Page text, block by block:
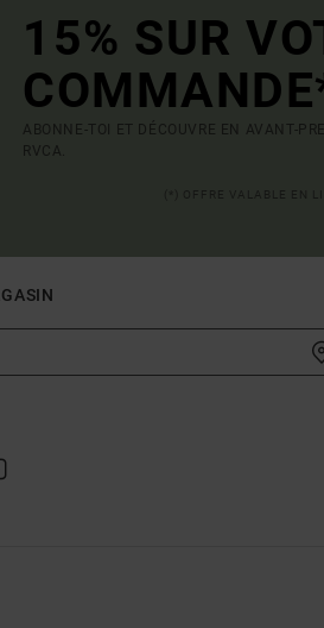
15% SUR
ABONNE-TOI ET DÉCOUVRE EN AVANT-
RVCA.